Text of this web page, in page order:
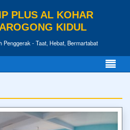
PLUS AL KOHAR
KIDUL
Penggerak - Taat, Hebat, Bermartabat